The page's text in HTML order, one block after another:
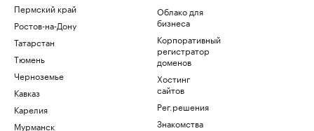
Пермский край
Ростов-на-Дону
Татарстан
Тюмень
Черноземье
Кавказ
Карелия
Мурманск
Облако для
бизнеса
Корпоративный
регистратор
доменов
Хостинг
сайтов
Рег.решения
Знакомства